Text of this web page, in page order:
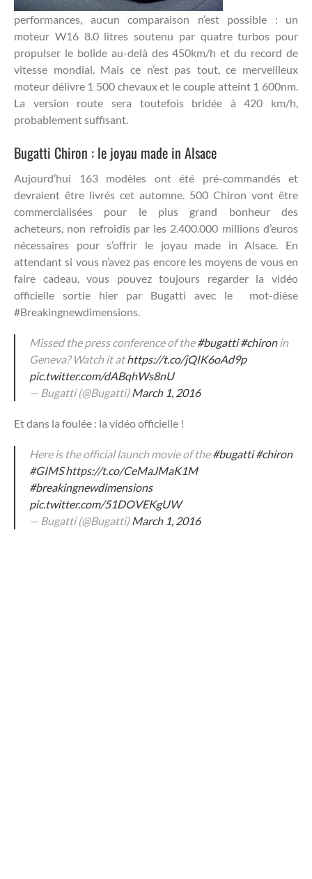
performances, aucun comparaison n’est possible : un
moteur W16 8.0 litres soutenu par quatre turbos pour
propulser le bolide au-delà des 450km/h et du record de
vitesse mondial. Mais ce n’est pas tout, ce merveilleux
moteur délivre 1 500 chevaux et le couple atteint 1 600nm.
La version route sera toutefois bridée à 420 km/h,
probablement suffisant.
Bugatti Chiron : le joyau made in Alsace
Aujourd’hui 163 modèles ont été pré-commandés et
devraient être livrés cet automne. 500 Chiron vont être
commercialisées pour le plus grand bonheur des
acheteurs, non refroidis par les 2.400.000 millions d’euros
nécessaires pour s’offrir le joyau made in Alsace. En
attendant si vous n’avez pas encore les moyens de vous en
faire cadeau, vous pouvez toujours regarder la vidéo
officielle sortie hier par Bugatti avec le mot-dièse
#Breakingnewdimensions.
Missed the press conference of the#bugatti #chironin
Geneva? Watch it athttps://t.co/jQIK6oAd9p
pic.twitter.com/dABqhWs8nU
— Bugatti (@Bugatti)March 1, 2016
Et dans la foulée : la vidéo officielle !
Here is the official launch movie of the#bugatti #chiron
#GIMS https://t.co/CeMaJMaK1M
#breakingnewdimensions
pic.twitter.com/51DOVEKgUW
— Bugatti (@Bugatti)March 1, 2016